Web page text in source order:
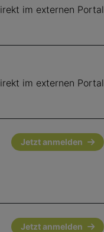
im externen Portal
im externen Portal
Jetzt anmelden
Jetzt anmelden